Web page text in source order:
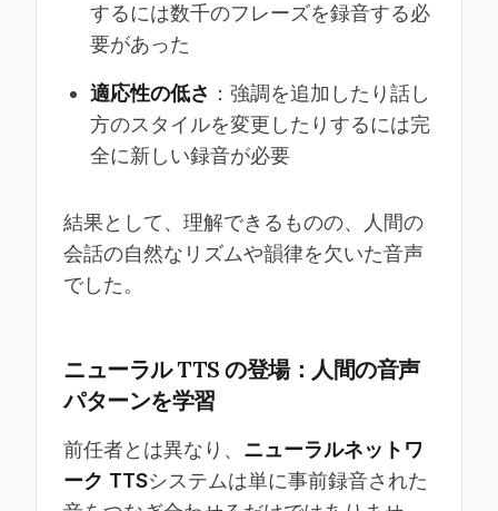
するには数千のフレーズを録音する必
要があった
適応性の低さ ：強調を追加したり話し
方のスタイルを変更したりするには完
全に新しい録音が必要
結果として、理解できるものの、人間の
会話の自然なリズムや韻律を欠いた音声
でした。
ニューラル TTS の登場：人間の音声
パターンを学習
前任者とは異なり、 ニューラルネットワ
ーク TTSシステムは単に事前録音された